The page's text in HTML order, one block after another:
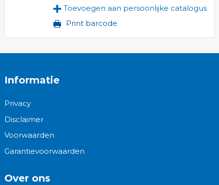
Toevoegen aan persoonlijke catalogus
Print barcode
Informatie
Privacy
Disclaimer
Voorwaarden
Garantievoorwaarden
Over ons